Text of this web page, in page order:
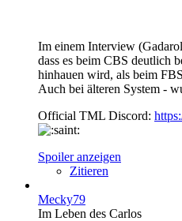
Im einem Interview
dass es beim CBS deutlich
hinhauen wird, als beim
Auch bei älteren System -
Official TML Discord:
Spoiler anzeigen
Zitieren
Mecky79
Im Leben des Carlos